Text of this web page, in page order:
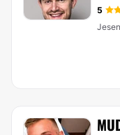
5